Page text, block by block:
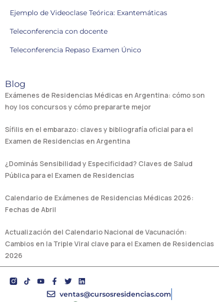
Ejemplo de Videoclase Teórica: Exantemáticas
Teleconferencia con docente
Teleconferencia Repaso Examen Único
Blog
Exámenes de Residencias Médicas en Argentina: cómo son
hoy los concursos y cómo prepararte mejor
Sífilis en el embarazo: claves y bibliografía oficial para el
Examen de Residencias en Argentina
¿Dominás Sensibilidad y Especificidad? Claves de Salud
Pública para el Examen de Residencias
Calendario de Exámenes de Residencias Médicas 2026:
Fechas de Abril
Actualización del Calendario Nacional de Vacunación:
Cambios en la Triple Viral clave para el Examen de Residencias
2026
Y
o
F
a
c
T
w
i
L
i
n
ventas@cursosresidencias.com